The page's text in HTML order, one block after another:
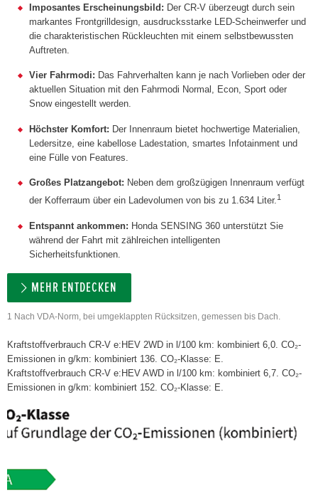
Imposantes Erscheinungsbild: Der CR-V überzeugt durch sein
markantes Frontgrilldesign, ausdrucksstarke LED-Scheinwerfer und
die charakteristischen Rückleuchten mit einem selbstbewussten
Auftreten.
Vier Fahrmodi: Das Fahrverhalten kann je nach Vorlieben oder der
aktuellen Situation mit den Fahrmodi Normal, Econ, Sport oder
Snow eingestellt werden.
Höchster Komfort: Der Innenraum bietet hochwertige Materialien,
Ledersitze, eine kabellose Ladestation, smartes Infotainment und
eine Fülle von Features.
Großes Platzangebot: Neben dem großzügigen Innenraum verfügt
der Kofferraum über ein Ladevolumen von bis zu 1.634 Liter.1
Entspannt ankommen: Honda SENSING 360 unterstützt Sie
während der Fahrt mit zählreichen intelligenten
Sicherheitsfunktionen.
MEHR ENTDECKEN
1 Nach VDA-Norm, bei umgeklappten Rücksitzen, gemessen bis Dach.
Kraftstoffverbrauch CR-V e:HEV 2WD in l/100 km: kombiniert 6,0. CO₂-
Emissionen in g/km: kombiniert 136. CO₂-Klasse: E.
Kraftstoffverbrauch CR-V e:HEV AWD in l/100 km: kombiniert 6,7. CO₂-
Emissionen in g/km: kombiniert 152. CO₂-Klasse: E.